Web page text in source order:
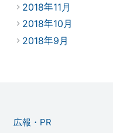
2018年11月
2018年10月
2018年9月
広報・PR